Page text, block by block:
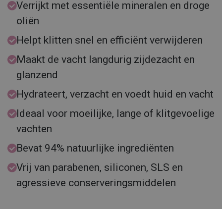
Verrijkt met essentiële mineralen en droge
oliën
Helpt klitten snel en efficiënt verwijderen
Maakt de vacht langdurig zijdezacht en
glanzend
Hydrateert, verzacht en voedt huid en vacht
Ideaal voor moeilijke, lange of klitgevoelige
vachten
Bevat 94% natuurlijke ingrediënten
Vrij van parabenen, siliconen, SLS en
agressieve conserveringsmiddelen